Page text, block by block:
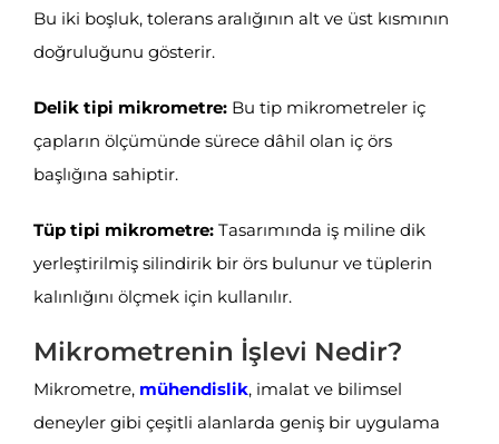
Bu iki boşluk, tolerans aralığının alt ve üst kısmının
doğruluğunu gösterir.
Delik tipi mikrometre: Bu tip mikrometreler iç
çapların ölçümünde sürece dâhil olan iç örs
başlığına sahiptir.
Tüp tipi mikrometre: Tasarımında iş milinedik
yerleştirilmiş silindirik bir örs bulunur ve tüplerin
kalınlığını ölçmek için kullanılır.
Mikrometrenin İşlevi Nedir?
Mikrometre, mühendislik, imalat ve bilimsel
deneyler gibi çeşitli alanlarda geniş bir uygulama